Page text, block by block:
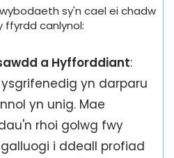
sy'n cael ei chadw
ffyrdd canlynol:
a Hyfforddiant:
yn darparu
yn unig. Mae
rhoi golwg fwy
i ddeall profiad